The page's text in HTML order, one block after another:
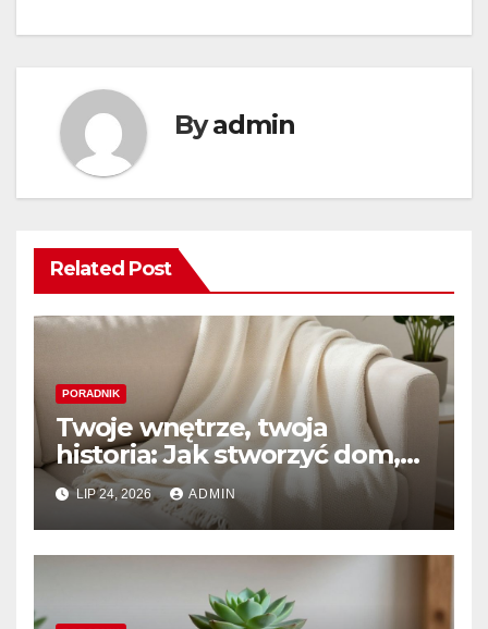
Byadmin
Related Post
PORADNIK
Twoje wnętrze, twoja
historia: Jak stworzyć dom,
który naprawdę kochasz
LIP 24, 2026 ADMIN